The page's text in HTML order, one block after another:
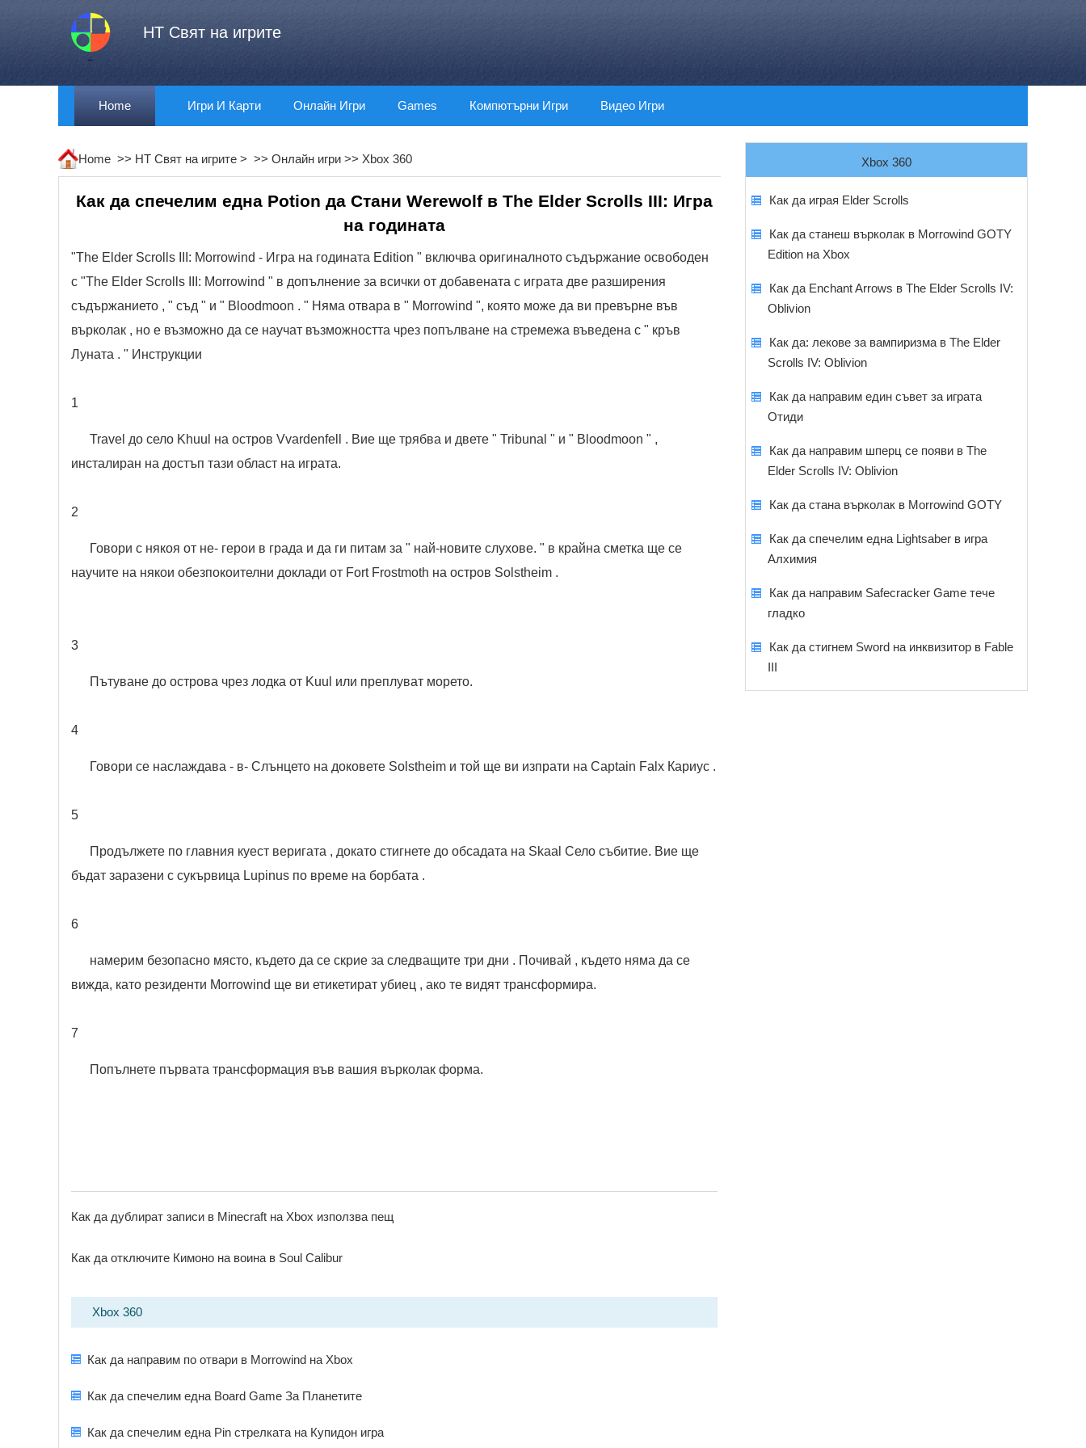
HT Свят на игрите
Home Игри И Карти Онлайн Игри Games Компютърни Игри Видео Игри
Home >> HT Свят на игрите > >> Онлайн игри >> Xbox 360
Как да спечелим една Potion да Стани Werewolf в The Elder Scrolls III: Игра
на годината
"The Elder Scrolls III: Morrowind - Игра на годината Edition " включва оригиналното съдържание освободен
с "The Elder Scrolls III: Morrowind " в допълнение за всички от добавената с играта две разширения
съдържанието , " съд " и " Bloodmoon . " Няма отвара в " Morrowind ", която може да ви превърне във
върколак , но е възможно да се научат възможността чрез попълване на стремежа въведена с " кръв
Луната . " Инструкции
1
Travel до село Khuul на остров Vvardenfell . Вие ще трябва и двете " Tribunal " и " Bloodmoon " ,
инсталиран на достъп тази област на играта.
2
Говори с някоя от не- герои в града и да ги питам за " най-новите слухове. " в крайна сметка ще се
научите на някои обезпокоителни доклади от Fort Frostmoth на остров Solstheim .
3
Пътуване до острова чрез лодка от Kuul или преплуват морето.
4
Говори се наслаждава - в- Слънцето на доковете Solstheim и той ще ви изпрати на Captain Falx Кариус .
5
Продължете по главния куест веригата , докато стигнете до обсадата на Skaal Село събитие. Вие ще
бъдат заразени с сукървица Lupinus по време на борбата .
6
намерим безопасно място, където да се скрие за следващите три дни . Почивай , където няма да се
вижда, като резиденти Morrowind ще ви етикетират убиец , ако те видят трансформира.
7
Попълнете първата трансформация във вашия върколак форма.
Как да дублират записи в Minecraft на Xbox използва пещ
Как да отключите Кимоно на воина в Soul Calibur
Xbox 360
Как да направим по отвари в Morrowind на Xbox
Как да спечелим една Board Game За Планетите
Как да спечелим една Pin стрелката на Купидон игра
Xbox 360
Как да играя Elder Scrolls
Как да станеш върколак в Morrowind GOTY
Edition на Xbox
Как да Enchant Arrows в The Elder Scrolls IV:
Oblivion
Как да: лекове за вампиризма в The Elder
Scrolls IV: Oblivion
Как да направим един съвет за играта
Отиди
Как да направим шперц се появи в The
Elder Scrolls IV: Oblivion
Как да стана върколак в Morrowind GOTY
Как да спечелим една Lightsaber в игра
Алхимия
Как да направим Safecracker Game тече
гладко
Как да стигнем Sword на инквизитор в Fable
III